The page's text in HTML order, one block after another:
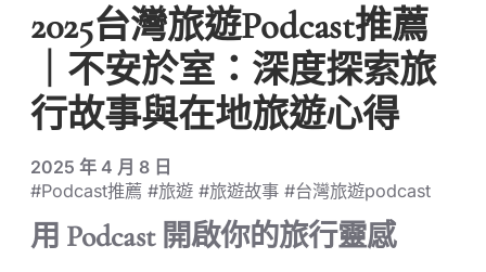
2025台灣旅遊Podcast推薦
｜不安於室：深度探索旅
行故事與在地旅遊心得
2025 年 4 月 8 日
#Podcast推薦 #旅遊 #旅遊故事 #台灣旅遊podcast
用 Podcast 開啟你的旅行靈感